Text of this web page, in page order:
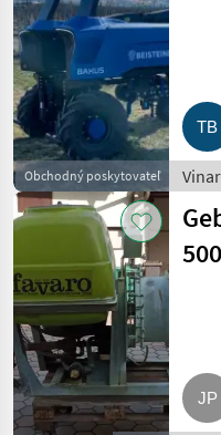
Obchodný poskytovateľ